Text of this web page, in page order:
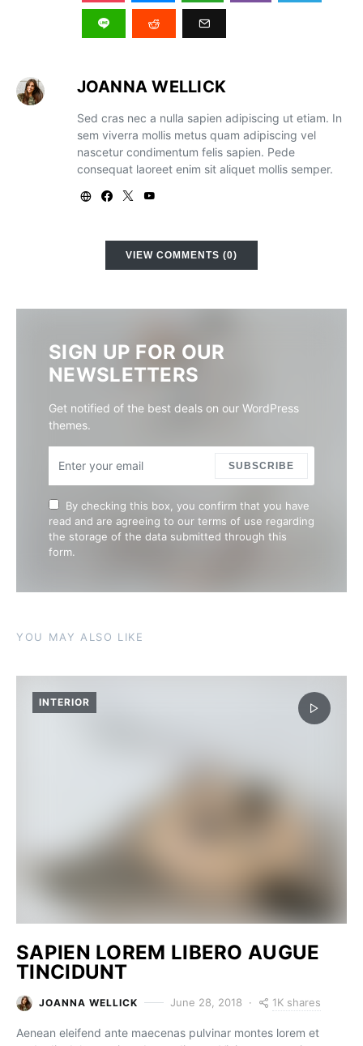
JOANNA WELLICK
Sed cras nec a nulla sapien adipiscing ut etiam. In
sem viverra mollis metus quam adipiscing vel
nascetur condimentum felis sapien. Pede
consequat laoreet enim sit aliquet mollis semper.
VIEW COMMENTS (0)
SIGN UP FOR OUR
NEWSLETTERS
Get notified of the best deals on our WordPress
themes.
SUBSCRIBE
By checking this box, you confirm that you have
read and are agreeing to our terms of use regarding
the storage of the data submitted through this
form.
YOU MAY ALSO LIKE
INTERIOR
SAPIEN LOREM LIBERO AUGUE
TINCIDUNT
JOANNA WELLICK June 28, 2018 1K shares
Aenean eleifend ante maecenas pulvinar montes lorem et